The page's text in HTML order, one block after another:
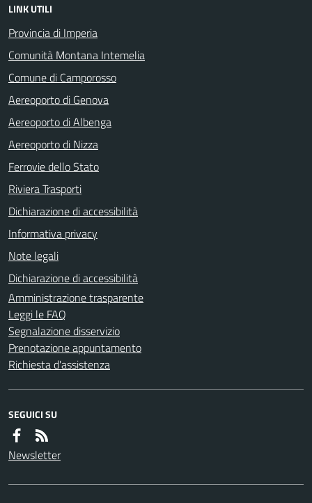
LINK UTILI
Provincia di Imperia
Comunità Montana Intemelia
Comune di Camporosso
Aereoporto di Genova
Aereoporto di Albenga
Aereoporto di Nizza
Ferrovie dello Stato
Riviera Trasporti
Dichiarazione di accessibilità
Informativa privacy
Note legali
Dichiarazione di accessibilità
Amministrazione trasparente
Leggi le FAQ
Segnalazione disservizio
Prenotazione appuntamento
Richiesta d'assistenza
SEGUICI SU
Newsletter